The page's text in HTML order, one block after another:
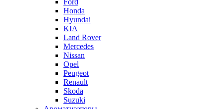
Ford
Honda
Hyundai
KIA
Land Rover
Mercedes
Nissan
Opel
Peugeot
Renault
Skoda
Suzuki